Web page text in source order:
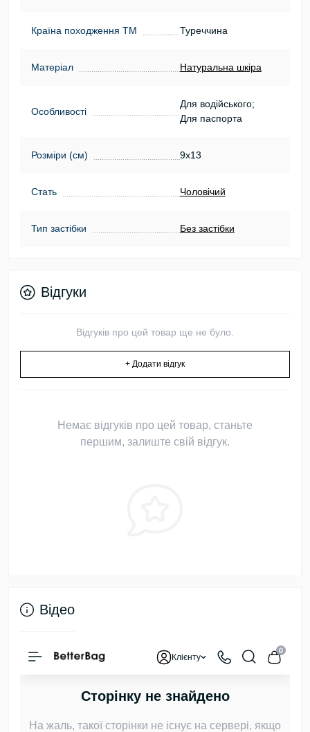
Країна походження ТМ Туреччина
Матеріал Натуральна шкіра
Особливості
Для водійського;
Для паспорта
Розміри (см) 9х13
Стать Чоловічий
Тип застібки Без застібки
Відгуки
Відгуків про цей товар ще не було.
+ Додати відгук
Немає відгуків про цей товар, станьте
першим, залиште свій відгук.
Відео